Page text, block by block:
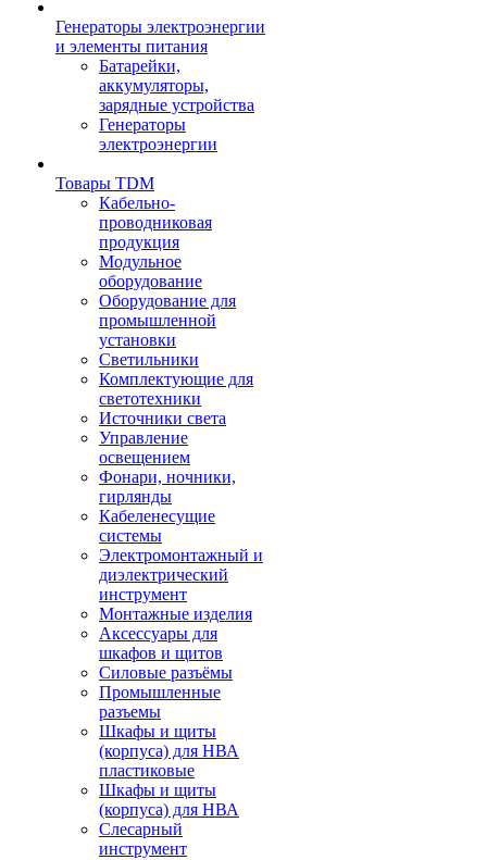
Генераторы электроэнергии
и элементы питания
Батарейки,
аккумуляторы,
зарядные устройства
Генераторы
электроэнергии
Товары TDM
Кабельно-
проводниковая
продукция
Модульное
оборудование
Оборудование для
промышленной
установки
Светильники
Комплектующие для
светотехники
Источники света
Управление
освещением
Фонари, ночники,
гирлянды
Кабеленесущие
системы
Электромонтажный и
диэлектрический
инструмент
Монтажные изделия
Аксессуары для
шкафов и щитов
Силовые разъёмы
Промышленные
разъемы
Шкафы и щиты
(корпуса) для НВА
пластиковые
Шкафы и щиты
(корпуса) для НВА
Слесарный
инструмент